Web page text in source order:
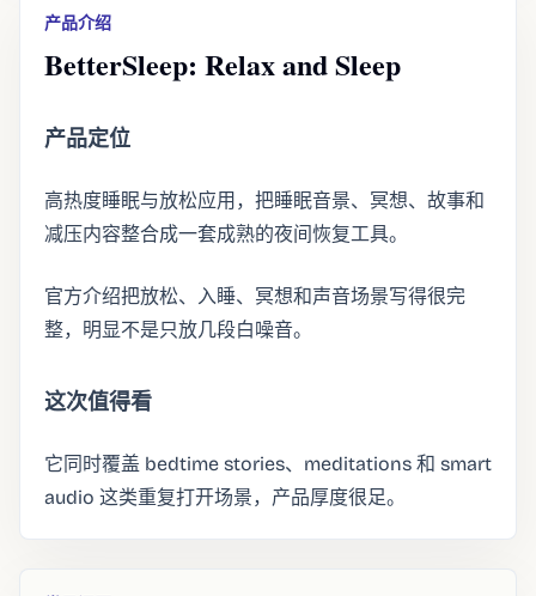
产品介绍
BetterSleep: Relax and Sleep
产品定位
高热度睡眠与放松应用，把睡眠音景、冥想、故事和
减压内容整合成一套成熟的夜间恢复工具。
官方介绍把放松、入睡、冥想和声音场景写得很完
整，明显不是只放几段白噪音。
这次值得看
它同时覆盖 bedtime stories、meditations 和 smart
audio 这类重复打开场景，产品厚度很足。